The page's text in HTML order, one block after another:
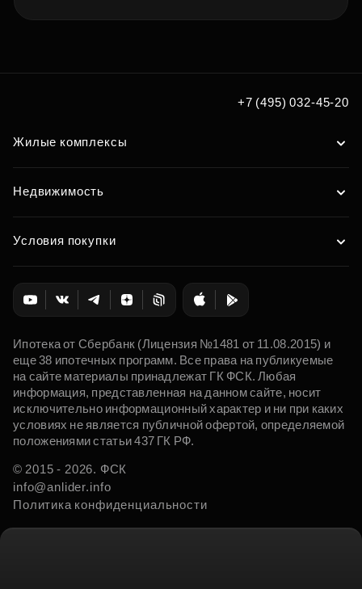
+7 (495) 032-45-20
Жилые комплексы
Недвижимость
Условия покупки
Ипотека от Сбербанк (Лицензия №1481 от 11.08.2015) и
еще 38 ипотечных программ. Все права на публикуемые
на сайте материалы принадлежат ГК ФСК. Любая
информация, представленная на данном сайте, носит
исключительно информационный характер и ни при каких
условиях не является публичной офертой, определяемой
положениями статьи 437 ГК РФ.
© 2015 - 2026. ФСК
info@anlider.info
Политика конфиденциальности